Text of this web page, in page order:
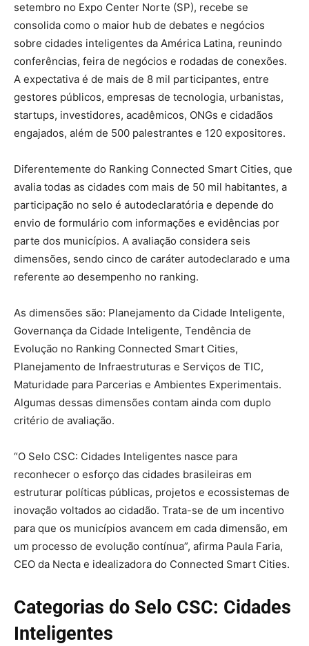
setembro no Expo Center Norte (SP), recebe se
consolida como o maior hub de debates e negócios
sobre cidades inteligentes da América Latina, reunindo
conferências, feira de negócios e rodadas de conexões.
A expectativa é de mais de 8 mil participantes, entre
gestores públicos, empresas de tecnologia, urbanistas,
startups, investidores, acadêmicos, ONGs e cidadãos
engajados, além de 500 palestrantes e 120 expositores.
Diferentemente do Ranking Connected Smart Cities, que
avalia todas as cidades com mais de 50 mil habitantes, a
participação no selo é autodeclaratória e depende do
envio de formulário com informações e evidências por
parte dos municípios. A avaliação considera seis
dimensões, sendo cinco de caráter autodeclarado e uma
referente ao desempenho no ranking.
As dimensões são: Planejamento da Cidade Inteligente,
Governança da Cidade Inteligente, Tendência de
Evolução no Ranking Connected Smart Cities,
Planejamento de Infraestruturas e Serviços de TIC,
Maturidade para Parcerias e Ambientes Experimentais.
Algumas dessas dimensões contam ainda com duplo
critério de avaliação.
“O Selo CSC: Cidades Inteligentes nasce para
reconhecer o esforço das cidades brasileiras em
estruturar políticas públicas, projetos e ecossistemas de
inovação voltados ao cidadão. Trata-se de um incentivo
para que os municípios avancem em cada dimensão, em
um processo de evolução contínua”, afirma Paula Faria,
CEO da Necta e idealizadora do Connected Smart Cities.
Categorias do Selo CSC: Cidades
Inteligentes